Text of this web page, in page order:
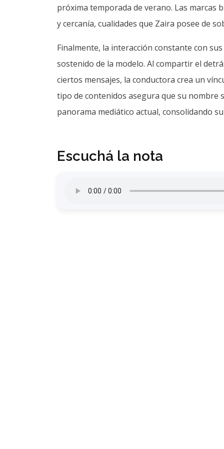
próxima temporada de verano. Las marcas
y cercanía, cualidades que Zaira posee de
Finalmente, la interacción constante con
sostenido de la modelo. Al compartir el
ciertos mensajes, la conductora crea un
tipo de contenidos asegura que su nombre
panorama mediático actual, consolidando
Escuchá la nota